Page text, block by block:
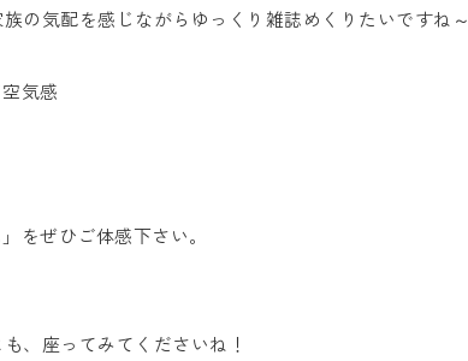
の気配を感じながらゆっくり雑誌めくりたいですね～
気感
をぜひご体感下さい。
、座ってみてくださいね！